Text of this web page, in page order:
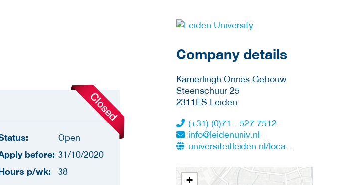
Open
before: 31/10/2020
p/wk: 38
More Employer
Company details
Kamerlingh Onnes Gebouw
Steenschuur 25
2311ES Leiden
(+31) (0)71 - 527 7512
info@leidenuniv.nl
universiteitleiden.nl/loca...
+